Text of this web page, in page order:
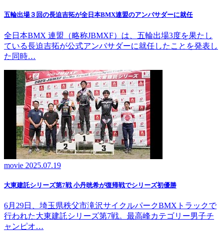
五輪出場３回の長迫吉拓が全日本BMX連盟のアンバサダーに就任
全日本BMX 連盟（略称JBMXF）は、五輪出場3度を果たし
ている長迫吉拓が公式アンバサダーに就任したことを発表し
た同時…
movie 2025.07.19
大東建託シリーズ第7戦 ⼩丹晄希が復帰戦でシリーズ初優勝
6月29日、埼玉県秩父市滝沢サイクルパークBMXトラックで
行われた大東建託シリーズ第7戦。最高峰カテゴリー男子チ
ャンピオ…